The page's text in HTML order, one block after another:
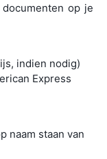
op je
indien nodig)
Express
naam staan van